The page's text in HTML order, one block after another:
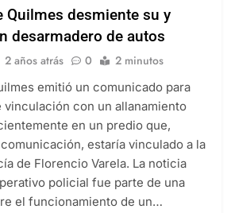
Quilmes desmiente su y
desarmadero de autos
2 años atrás 0 2 minutos
emitió un comunicado para
vinculación con un allanamiento
en un predio que,
estaría vinculado a la
de Florencio Varela. La noticia
policial fue parte de una
el funcionamiento de un…